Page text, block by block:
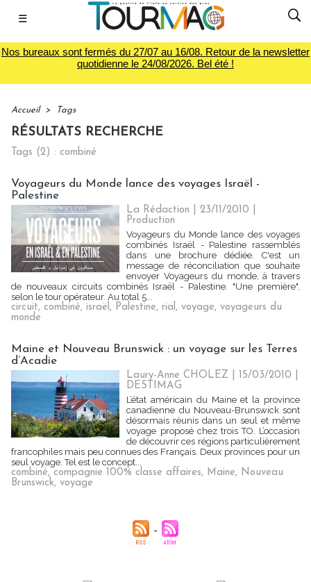
☰
Nos bureaux sont fermés du 27/07 au 16/08. Retour de la newsletter
quotidienne le 24/08/2026. Bel été !
Accueil > Tags
RÉSULTATS RECHERCHE
Tags (2) : combiné
Voyageurs du Monde lance des voyages Israël -
Palestine
La Rédaction | 23/11/2010
Production
Voyageurs du Monde lance des voyages
combinés Israël - Palestine rassemblés
dans une brochure dédiée. C'est un
message de réconciliation que souhaite
envoyer Voyageurs du monde, à travers
de nouveaux circuits combinés Israël - Palestine. "Une première",
selon le tour opérateur. Au total 5...
circuit, combiné, israël, Palestine, rial, voyage, voyageurs du
monde
Maine et Nouveau Brunswick : un voyage sur les Terres
d’Acadie
Laury-Anne CHOLEZ | 15/03/2010
DESTIMAG
L’état américain du Maine et la province
canadienne du Nouveau-Brunswick sont
désormais réunis dans un seul et même
voyage proposé chez trois TO. L’occasion
de découvrir ces régions particulièrement
francophiles mais peu connues des Français. Deux provinces pour un
seul voyage. Tel est le concept...
combiné, compagnie 100% classe affaires, Maine, Nouveau
Brunswick, voyage